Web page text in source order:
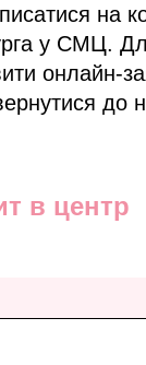
на
у СМЦ.
онлайн-
до
в центр